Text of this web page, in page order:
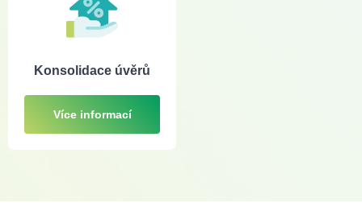
Konsolidace úvěrů
Více informací